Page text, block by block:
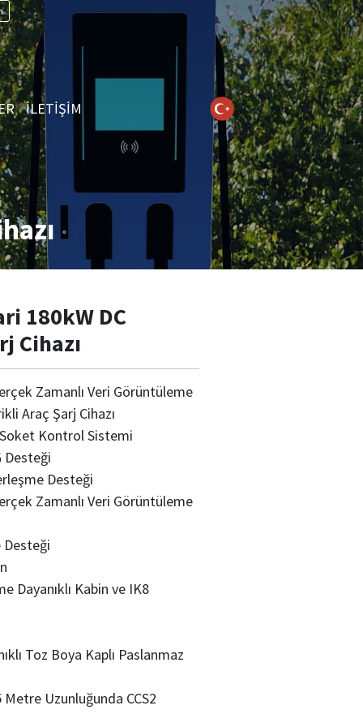
İLETİŞİM
180kW DC
Cihazı
Zamanlı Veri Görüntüleme
Araç Şarj Cihazı
Soket Kontrol Sistemi
Desteği
Desteği
Zamanlı Veri Görüntüleme
Desteği
Dayanıklı Kabin ve IK8
Toz Boya Kaplı Paslanmaz
Metre Uzunluğunda CCS2